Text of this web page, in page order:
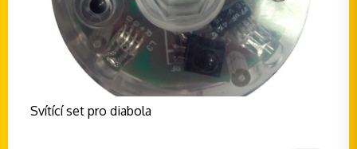
Svítící set pro diabola